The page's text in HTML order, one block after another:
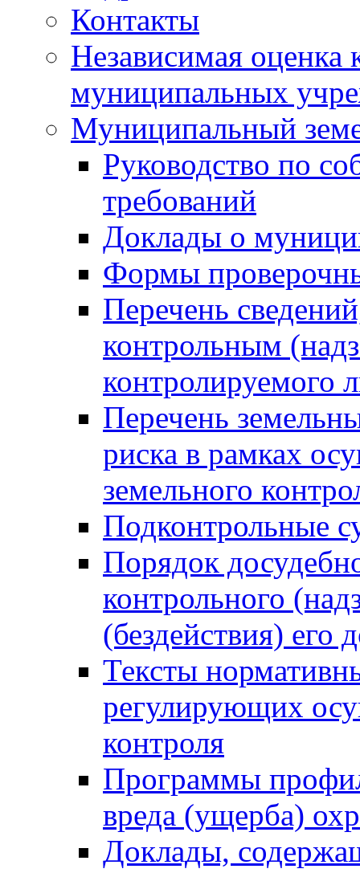
Контакты
Независимая оценка
муниципальных
Муниципальный
Руководство по
требований
Доклады о
Формы
Перечень
контрольным
контролируемого
Перечень
риска в рамках
земельного
Подконтрольные
Порядок
контрольного
(бездействия)
Тексты
регулирующих
контроля
Программы
вреда (ущерба)
Доклады,